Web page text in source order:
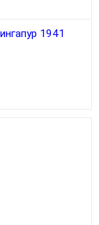
1941